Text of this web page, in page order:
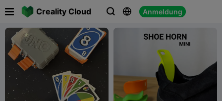
Creality Cloud   Anmeldung
